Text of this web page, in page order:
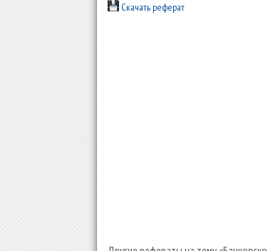
Скачать реферат